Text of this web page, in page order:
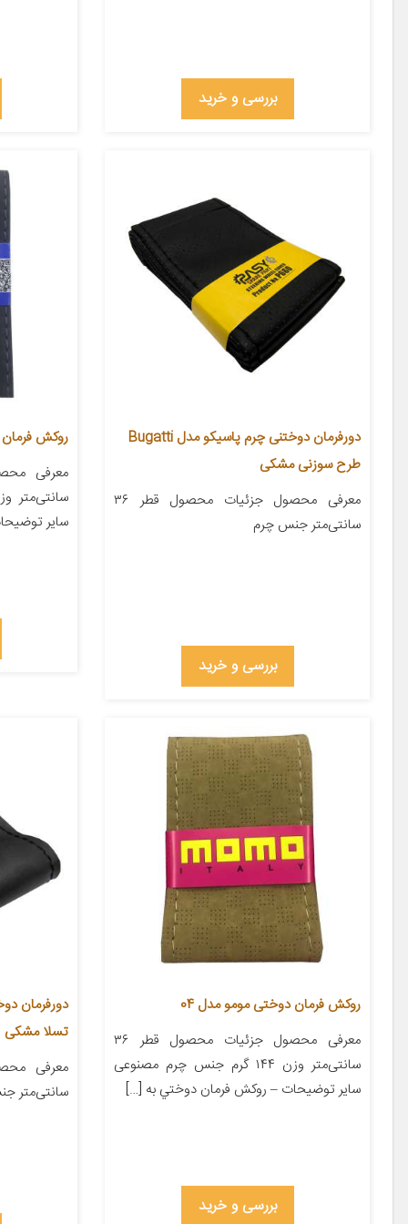
بررسی و خرید
دورفرمان دوختنی چرم پاسیکو مدل Bugatti
طرح سوزنی مشکی
معرفی محصول جزئیات محصول قطر ۳۶
سانتی‌متر جنس چرم
بررسی و خرید
روکش فرمان
سایر
روکش فرمان دوختی مومو مدل 04
معرفی محصول جزئیات محصول قطر ۳۶
سانتی‌متر وزن ۱۴۴ گرم جنس چرم مصنوعی
سایر توضیحات – روکش فرمان دوختي به […]
بررسی و خرید
تسلا مشکی
سانتی‌متر